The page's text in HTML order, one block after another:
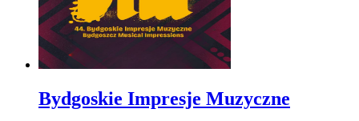
Bydgoskie Impresje Muzyczne